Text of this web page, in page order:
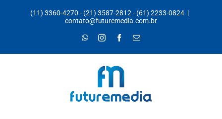
(11) 3360-4270 - (21) 3587-2812- (61) 2233-0824 |
contato@futuremedia.com.br
WhatsAppInstagramFacebook
E-